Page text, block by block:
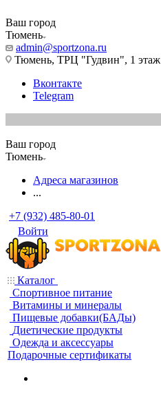
Ваш город
Тюмень
admin@sportzona.ru
Тюмень, ТРЦ "Гудвин", 1 этаж
Вконтакте
Telegram
Ваш город
Тюмень
Адреса магазинов
...
+7 (932) 485-80-01
Войти
Каталог
Спортивное питание
Витамины и минералы
Пищевые добавки(БАДы)
Диетические продукты
Одежда и аксессуары
Подарочные сертификаты